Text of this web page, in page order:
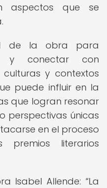
aspectos que se
de la obra para
y conectar con
y contextos
puede influir en la
que logran resonar
perspectivas únicas
en el proceso
literarios
Isabel Allende:
La